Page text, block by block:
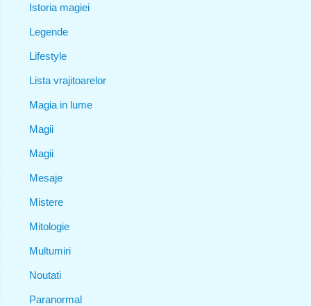
Istoria magiei
Legende
Lifestyle
Lista vrajitoarelor
Magia in lume
Magii
Magii
Mesaje
Mistere
Mitologie
Multumiri
Noutati
Paranormal